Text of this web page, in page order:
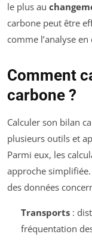
le plus au
carbone peut être
comme l’analyse
Comment
carbone ?
Calculer son bilan
plusieurs outils et
Parmi eux, les
approche
des données
Transports:
fréquentation